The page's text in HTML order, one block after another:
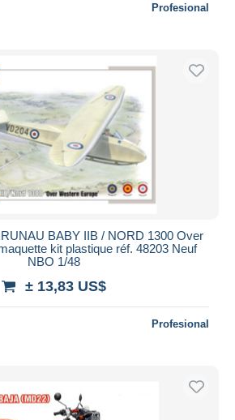
Profesional
BABY IIB / NORD 1300 Over
kit plastique réf. 48203 Neuf
NBO 1/48
± 13,83 US$
Profesional